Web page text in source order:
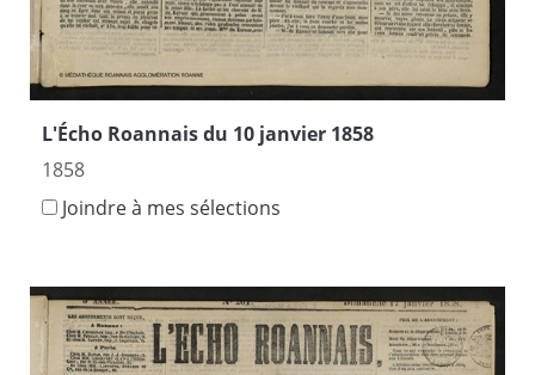
L'Écho Roannais du 10 janvier 1858
1858
Joindre à mes sélections